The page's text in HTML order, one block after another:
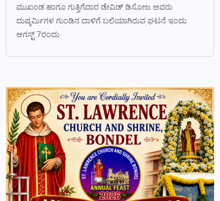
ಮುಖಂಡ ಹಾಗೂ ಗುತ್ತಿಗೆದಾರ ಡೇವಿಡ್ ಡಿಸೋಜ ಅವರು
ದುಷ್ಕರ್ಮಿಗಳ ಗುಂಡಿನ ದಾಳಿಗೆ ಬಲಿಯಾಗಿರುವ ಘಟನೆ ಇಂದು
ಆಗಸ್ಟ್ 7ರಂದು